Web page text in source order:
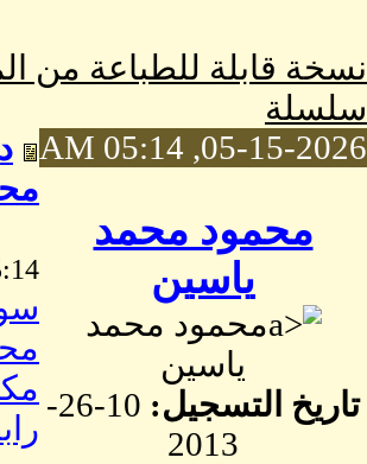
نسخة قابلة للطباعة من
سلسلة
05-15-2026, 05:14 AM
محمود محمد
ياسين
محمود محمد
ياسين
تاريخ التسجيل:
10-26-
2013
15 2026